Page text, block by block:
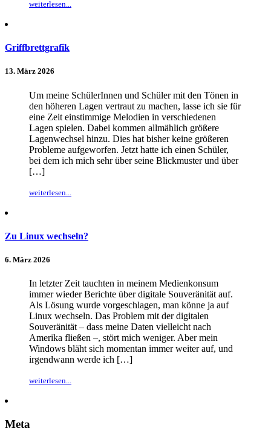
weiterlesen...
Griffbrettgrafik
13. März 2026
Um meine SchülerInnen und Schüler mit den Tönen in
den höheren Lagen vertraut zu machen, lasse ich sie für
eine Zeit einstimmige Melodien in verschiedenen
Lagen spielen. Dabei kommen allmählich größere
Lagenwechsel hinzu. Dies hat bisher keine größeren
Probleme aufgeworfen. Jetzt hatte ich einen Schüler,
bei dem ich mich sehr über seine Blickmuster und über
[…]
weiterlesen...
Zu Linux wechseln?
6. März 2026
In letzter Zeit tauchten in meinem Medienkonsum
immer wieder Berichte über digitale Souveränität auf.
Als Lösung wurde vorgeschlagen, man könne ja auf
Linux wechseln. Das Problem mit der digitalen
Souveränität – dass meine Daten vielleicht nach
Amerika fließen –, stört mich weniger. Aber mein
Windows bläht sich momentan immer weiter auf, und
irgendwann werde ich […]
weiterlesen...
Meta